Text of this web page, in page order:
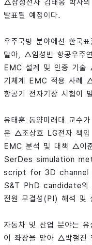
△삼성전자 김태웅 박사
발표될 예정이다.
우주국방 분야에선 한국
맡아, △임성빈 항공우주
EMC 설계 및 인증 기술
기체계 EMC 적용 사례
항공기 전자기장 시험이
유태훈 동양미래대 교수
은 △조상호 LG전자 책임
EMC 분석 및 대책 △이
SerDes simulation
script for 3D channel
S&T PhD candidate의
전원 무결성(PI) 해석 및
자동차 및 산업 분야는
이 좌장을 맡아 △박철진